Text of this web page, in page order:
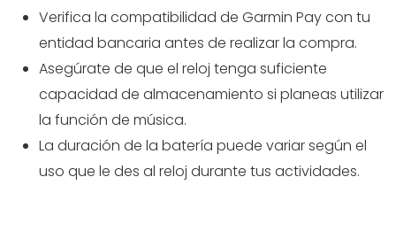
Verifica la compatibilidad de Garmin Pay con tu
entidad bancaria antes de realizar la compra.
Asegúrate de que el reloj tenga suficiente
capacidad de almacenamiento si planeas utilizar
la función de música.
La duración de la batería puede variar según el
uso que le des al reloj durante tus actividades.